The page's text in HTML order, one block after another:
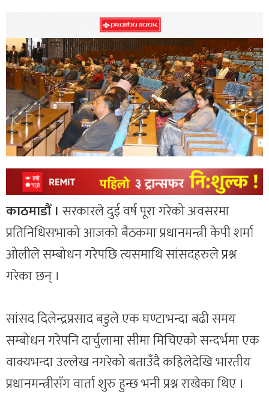
काठमाडौँ । सरकारले दुई वर्ष पूरा गरेको अवसरमा
प्रतिनिधिसभाको आजको बैठकमा प्रधानमन्त्री केपी शर्मा
ओलीले सम्बोधन गरेपछि त्यसमाथि सांसदहरुले प्रश्न
गरेका छन् ।
सांसद दिलेन्द्रप्रसाद बडुले एक घण्टाभन्दा बढी समय
सम्बोधन गरेपनि दार्चुलामा सीमा मिचिएको सन्दर्भमा एक
वाक्यभन्दा उल्लेख नगरेको बताउँदै कहिलेदेखि भारतीय
प्रधानमन्त्रीसँग वार्ता शुरु हुन्छ भनी प्रश्न राखेका थिए ।